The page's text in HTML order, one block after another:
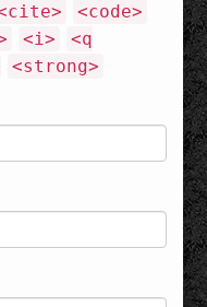
<code>
<i>
<q
<strong>